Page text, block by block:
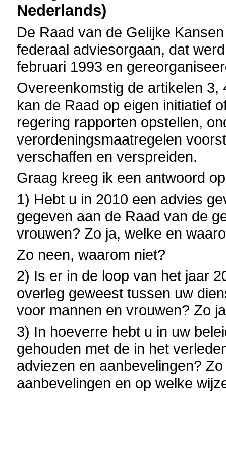
Nederlands)
De Raad van de Gelijke
federaal adviesorgaan, dat
februari 1993 en
Overeenkomstig de artikelen
kan de Raad op eigen initiatief
regering rapporten opstellen,
verordeningsmaatregelen
verschaffen en verspreiden.
Graag kreeg ik een antwoord
1) Hebt u in 2010 een advies
gegeven aan de Raad van de
vrouwen? Zo ja, welke en
Zo neen, waarom niet?
2) Is er in de loop van het jaar
overleg geweest tussen uw
voor mannen en vrouwen? Zo
3) In hoeverre hebt u in uw
gehouden met de in het
adviezen en aanbevelingen?
aanbevelingen en op welke